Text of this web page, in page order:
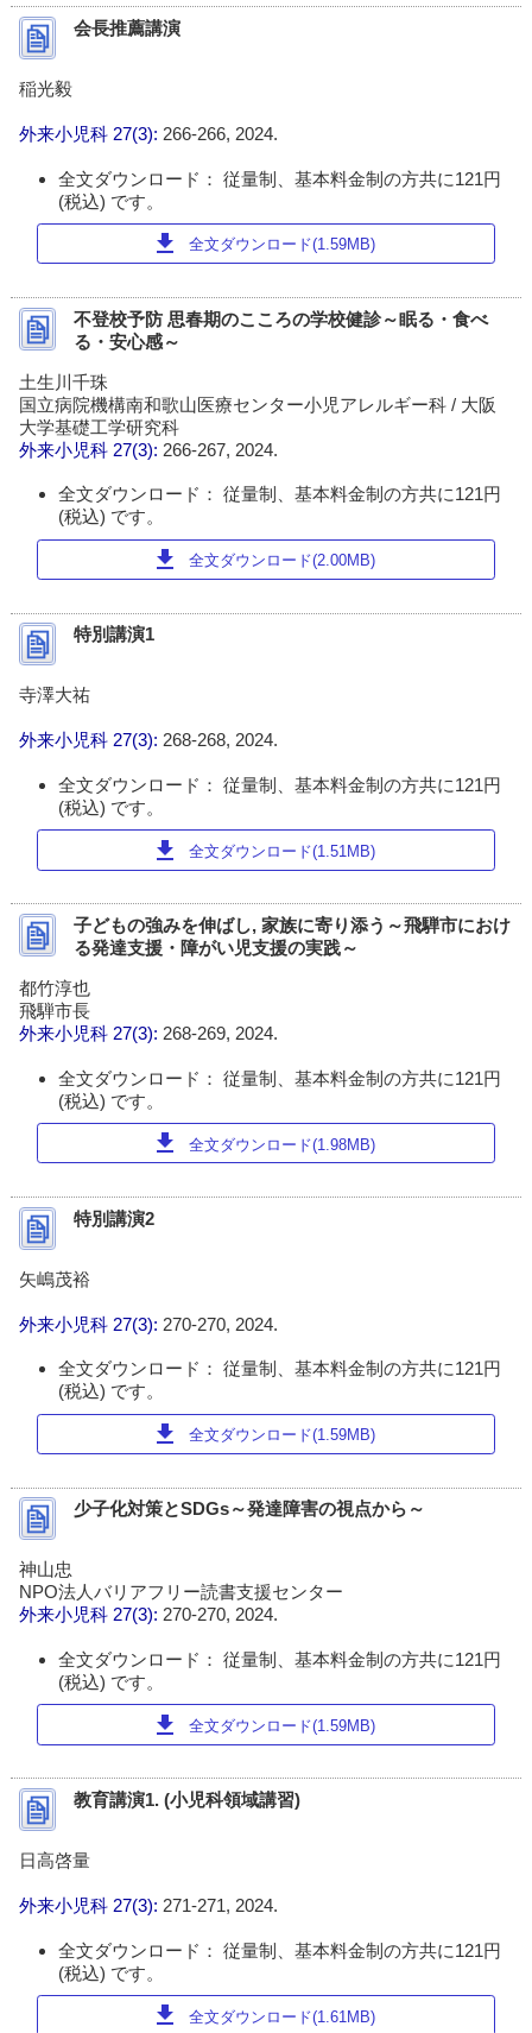
会長推薦講演
稲光毅
外来小児科 27(3): 266-266, 2024.
全文ダウンロード： 従量制、基本料金制の方共に121円
(税込) です。
download 全文ダウンロード(1.59MB)
不登校予防 思春期のこころの学校健診～眠る・食べ
る・安心感～
土生川千珠
国立病院機構南和歌山医療センター小児アレルギー科 / 大阪
大学基礎工学研究科
外来小児科 27(3): 266-267, 2024.
全文ダウンロード： 従量制、基本料金制の方共に121円
(税込) です。
download 全文ダウンロード(2.00MB)
特別講演1
寺澤大祐
外来小児科 27(3): 268-268, 2024.
全文ダウンロード： 従量制、基本料金制の方共に121円
(税込) です。
download 全文ダウンロード(1.51MB)
子どもの強みを伸ばし, 家族に寄り添う～飛騨市におけ
る発達支援・障がい児支援の実践～
都竹淳也
飛騨市長
外来小児科 27(3): 268-269, 2024.
全文ダウンロード： 従量制、基本料金制の方共に121円
(税込) です。
download 全文ダウンロード(1.98MB)
特別講演2
矢嶋茂裕
外来小児科 27(3): 270-270, 2024.
全文ダウンロード： 従量制、基本料金制の方共に121円
(税込) です。
download 全文ダウンロード(1.59MB)
少子化対策とSDGs～発達障害の視点から～
神山忠
NPO法人バリアフリー読書支援センター
外来小児科 27(3): 270-270, 2024.
全文ダウンロード： 従量制、基本料金制の方共に121円
(税込) です。
download 全文ダウンロード(1.59MB)
教育講演1. (小児科領域講習)
日高啓量
外来小児科 27(3): 271-271, 2024.
全文ダウンロード： 従量制、基本料金制の方共に121円
(税込) です。
download 全文ダウンロード(1.61MB)